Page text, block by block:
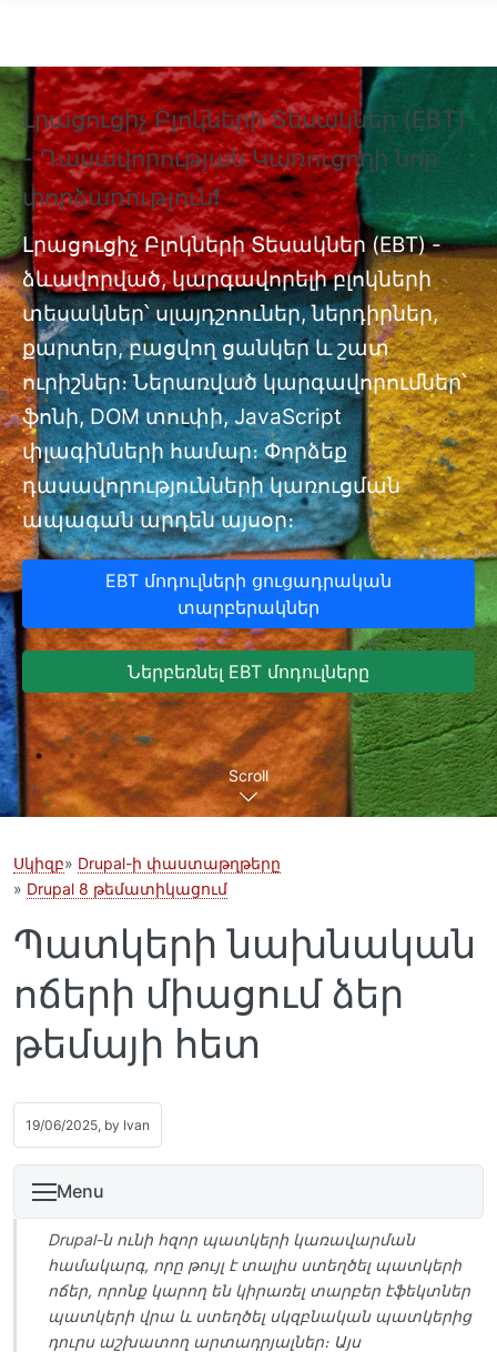
Լրացուցիչ Բլոկների Տեսակներ (EBT)
- Դասավորության Կառուցողի նոր
փորձառություն❗
Լրացուցիչ Բլոկների Տեսակներ (EBT) -
ձևավորված, կարգավորելի բլոկների
տեսակներ՝ սլայդշոուներ, ներդիրներ,
քարտեր, բացվող ցանկեր և շատ
ուրիշներ։ Ներառված կարգավորումներ՝
ֆոնի, DOM տուփի, JavaScript
փլագինների համար։ Փորձեք
դասավորությունների կառուցման
ապագան արդեն այսօր։
EBT մոդուլների ցուցադրական
տարբերակներ
Ներբեռնել EBT մոդուլները
Scroll
Սկիզբ
Drupal-ի փաստաթղթերը
Drupal 8 թեմատիկացում
Պատկերի նախնական
ոճերի միացում ձեր
թեմայի հետ
19/06/2025, by Ivan
Menu
Drupal-ն ունի հզոր պատկերի կառավարման
համակարգ, որը թույլ է տալիս ստեղծել պատկերի
ոճեր, որոնք կարող են կիրառել տարբեր էֆեկտներ
պատկերի վրա և ստեղծել սկզբնական պատկերից
դուրս աշխատող արտադրյալներ։ Այս